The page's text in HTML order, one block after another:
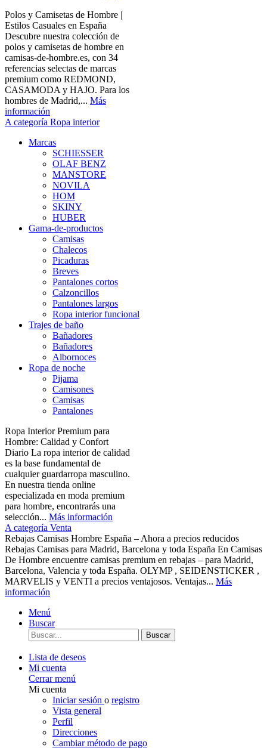
Polos y Camisetas de Hombre |
Estilos Casuales en España
Descubre nuestra colección de
polos y camisetas de hombre en
camisas-de-hombre.es, con 34
referencias selectas de marcas
premium como REDMOND,
CASAMODA y HAJO. Para los
hombres de Madrid,... Más
información
A categoría Ropa interior
Marcas
SCHIESSER
OLAF BENZ
MANSTORE
NOVILA
HOM
SKINY
HUBER
Gama-de-productos
Camisas
Chalecos
Picaduras
Breves
Pantalones cortos
Calzoncillos
Pantalones largos
Ropa interior funcional
Trajes de baño
Bañadores
Bañadores
Albornoces
Ropa de noche
Pijama
Camisones
Camisas
Pantalones
Ropa Interior Premium para
Hombre: Calidad y Confort
Diario La ropa interior de calidad
es la base fundamental de
cualquier guardarropa masculino.
En nuestra tienda online
especializada en moda premium
para hombre, encontrarás una
selección... Más información
A categoría Venta
Rebajas Camisas Hombre España – Ahora a precios reducidos
Rebajas Camisas para Madrid, Barcelona y toda España En Camisas
De Hombre encuentre camisas premium en rebajas – para Madrid,
Barcelona, Valencia y toda España. OLYMP , SEIDENSTICKER ,
MARVELIS y VENTI a precios ventajosos. Ventajas... Más
información
Menú
Buscar
Buscar
Lista de deseos
Mi cuenta
Cerrar menú
Mi cuenta
Iniciar sesión o registro
Vista general
Perfil
Direcciones
Cambiar método de pago